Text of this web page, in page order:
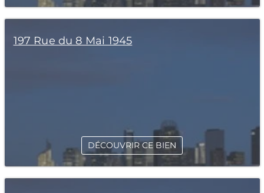
197 Rue du 8 Mai 1945
DÉCOUVRIR CE BIEN